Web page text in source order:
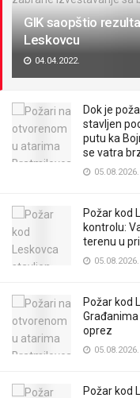
GIK saopštio
Leskovcu
04.04.2022.
Dok je
stavljen
putu ka
se vatra
05.08.2026.
Požar kod
kontrolu:
terenu u
05.08.2026.
Požar kod
oprez
05.08.2026.
Požar kod